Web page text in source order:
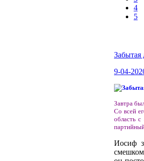
4
5
Забытая
9-04-
Завтра
Со всей
область
Иосиф